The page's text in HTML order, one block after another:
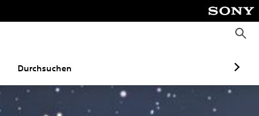
S
u
e
n
Durchsuchen